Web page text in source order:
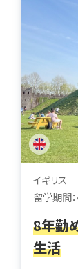
イギリス
留学期間
8年勤
生活